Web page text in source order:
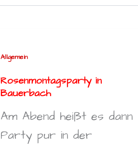
Allgemein
Rosenmontagsparty in
Bauerbach
Am Abend heißt es dann
Party pur in der